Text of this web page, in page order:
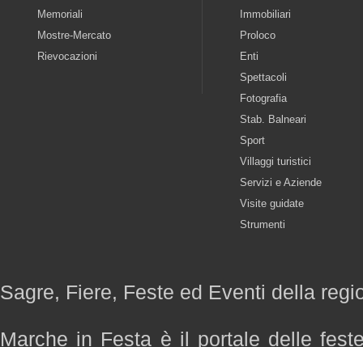
Memoriali
Mostre-Mercato
Rievocazioni
Immobiliari
Proloco
Enti
Spettacoli
Fotografia
Stab. Balneari
Sport
Villaggi turistici
Servizi e Aziende
Visite guidate
Strumenti
Sagre, Fiere, Feste ed Eventi della
Marche in Festa è il portale delle